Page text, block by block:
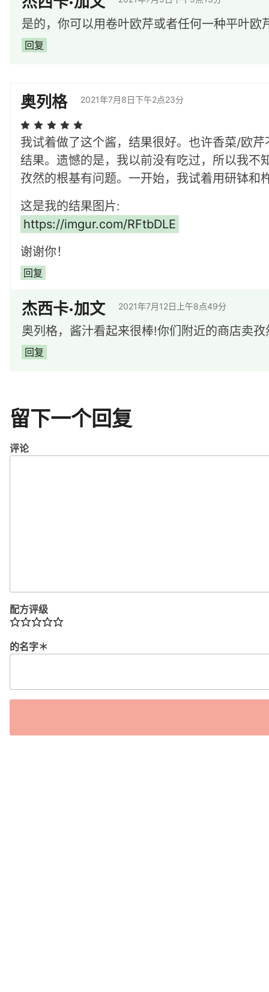
是的，你可以用卷叶欧芹或者任何一种平叶欧
回复
奥列格 2021年7月8日下午2点23分
我试着做了这个酱，结果很好。也许香菜/欧
结果。遗憾的是，我以前没有吃过，所以我不
孜然的根基有问题。一开始，我试着用研钵
这是我的结果图片:
https://imgur.com/RFtbDLE
谢谢你！
回复
杰西卡·加文 2021年7月12日上午8点49分
奥列格，酱汁看起来很棒!你们附近的商店卖孜
回复
留下一个回复
评论
配方评级
的名字＊